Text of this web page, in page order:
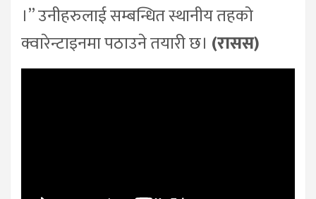
।” उनीहरुलाई सम्बन्धित स्थानीय तहको
क्वारेन्टाइनमा पठाउने तयारी छ। (रासस)